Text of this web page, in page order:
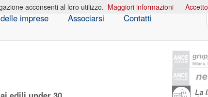
imprese Associarsi Contatti
acconsenti al loro utilizzo. Maggiori informazioni Accetto